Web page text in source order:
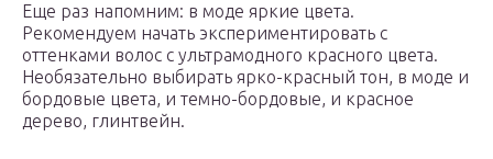
Еще раз напомним: в моде яркие цвета.
Рекомендуем начать экспериментировать с
оттенками волос с ультрамодного красного цвета.
Необязательно выбирать ярко-красный тон, в моде и
бордовые цвета, и темно-бордовые, и красное
дерево, глинтвейн.